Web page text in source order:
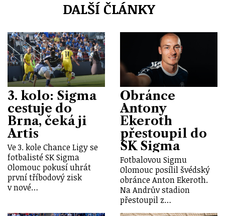
DALŠÍ ČLÁNKY
3. kolo: Sigma
cestuje do
Brna, čeká ji
Artis
Ve 3. kole Chance Ligy se
fotbalisté SK Sigma
Olomouc pokusí uhrát
první tříbodový zisk
v nové…
Obránce
Antony
Ekeroth
přestoupil do
SK Sigma
Fotbalovou Sigmu
Olomouc posílil švédský
obránce Anton Ekeroth.
Na Andrův stadion
přestoupil z…